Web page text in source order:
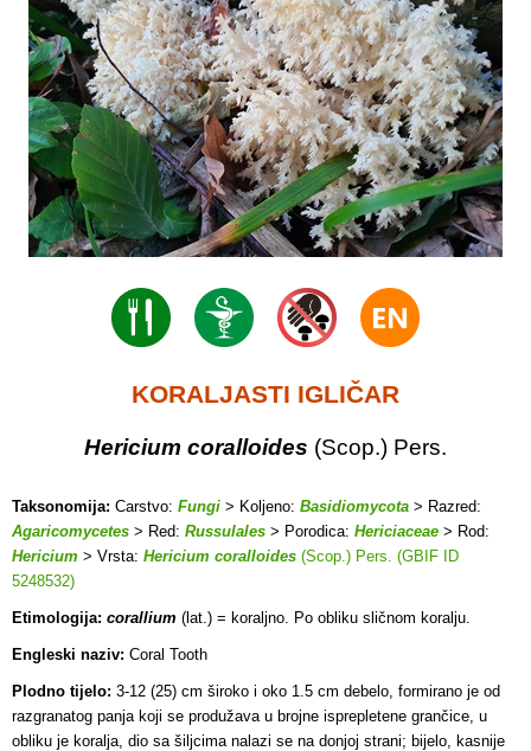
KORALJASTI IGLIČAR
Hericium coralloides (Scop.) Pers.
Taksonomija: Carstvo: Fungi > Koljeno: Basidiomycota > Razred:
Agaricomycetes > Red: Russulales > Porodica: Hericiaceae > Rod:
Hericium > Vrsta: Hericium coralloides (Scop.) Pers. (GBIF ID
5248532)
Etimologija: corallium (lat.) = koraljno. Po obliku sličnom koralju.
Engleski naziv: Coral Tooth
Plodno tijelo: 3-12 (25) cm široko i oko 1.5 cm debelo, formirano je od
razgranatog panja koji se produžava u brojne isprepletene grančice, u
obliku je koralja, dio sa šiljcima nalazi se na donjoj strani; bijelo, kasnije